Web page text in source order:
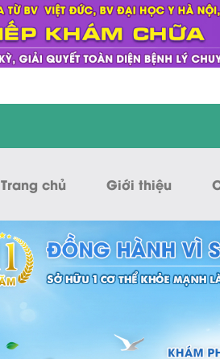
Trang chủ Giới thiệu